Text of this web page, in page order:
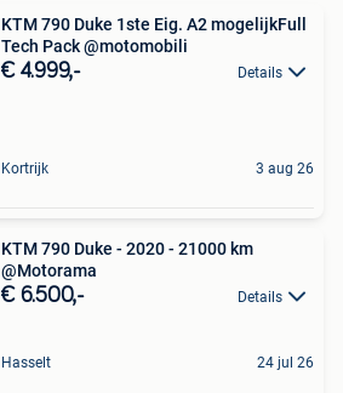
KTM 790 Duke 1ste Eig. A2 mogelijkFull
Tech Pack @motomobili
€ 4.999,- Details
Kortrijk 3 aug 26
KTM 790 Duke - 2020 - 21000 km
@Motorama
€ 6.500,- Details
Hasselt 24 jul 26